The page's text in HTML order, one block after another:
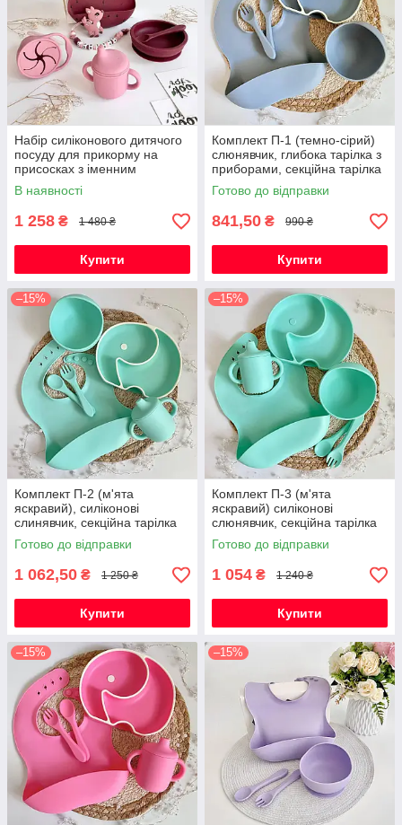
Набір силіконового дитячого
посуду для прикорму на
присосках з іменним
гризунком Олень
В наявності
1 258 ₴ 1 480 ₴
Купити
Комплект П-1 (темно-сірий)
слюнявчик, глибока тарілка з
приборами, секційна тарілка
Слоник з обідком
Готово до відправки
841,50 ₴ 990 ₴
Купити
–15%
Комплект П-2 (м'ята
яскравий), силіконові
слинявчик, секційна тарілка
Слоник з обідком,
поїльник,глибока тарілка з
приборами
Готово до відправки
1 062,50 ₴ 1 250 ₴
Купити
–15%
Комплект П-3 (м'ята
яскравий) силіконові
слюнявчик, секційна тарілка
Слоник однотонний,
поїльник, глибока тарілка з
приборами
Готово до відправки
1 054 ₴ 1 240 ₴
Купити
–15% –15%